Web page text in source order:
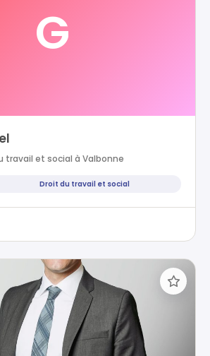
G
travail et social à Valbonne
Droit du travail et social